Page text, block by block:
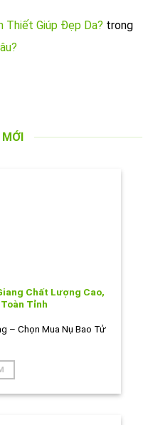
Thiết Giúp Đẹp Da? trong
Chất Lượng Cao,
Tỉnh
– Chọn Mua Nụ Bao Tử